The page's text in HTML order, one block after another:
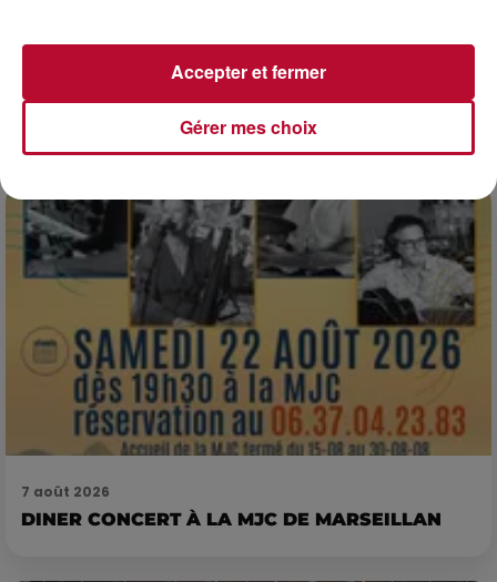
Comme tous les vendredis, voici une petite sélection des
rendez-vous à ne pas manquer dans le coin. Que vous ayez
envie de voyager à l'autre bout du monde,...
7 août 2026
DINER CONCERT À LA MJC DE MARSEILLAN
Gérer mes choix
Accepter et fermer